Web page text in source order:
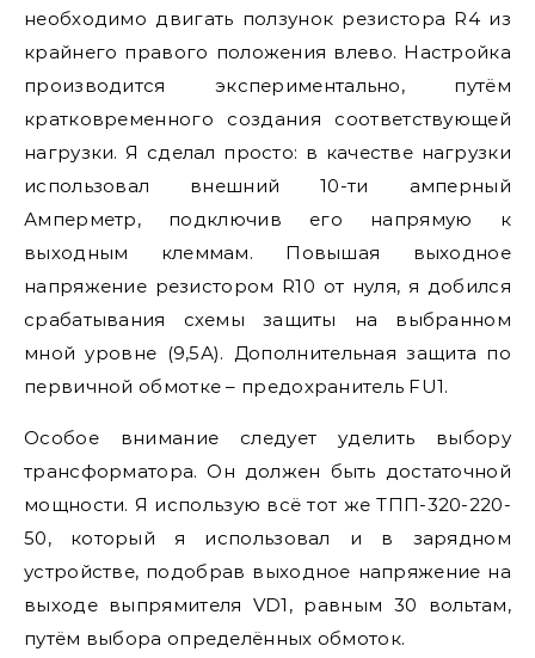
необходимо двигать ползунок резистора R4 из
крайнего правого положения влево. Настройка
производится экспериментально, путём
кратковременного создания соответствующей
нагрузки. Я сделал просто: в качестве нагрузки
использовал внешний 10-ти амперный
Амперметр, подключив его напрямую к
выходным клеммам. Повышая выходное
напряжение резистором R10 от нуля, я добился
срабатывания схемы защиты на выбранном
мной уровне (9,5А). Дополнительная защита по
первичной обмотке – предохранитель FU1.
Особое внимание следует уделить выбору
трансформатора. Он должен быть достаточной
мощности. Я использую всё тот же ТПП-320-220-
50, который я использовал и в зарядном
устройстве, подобрав выходное напряжение на
выходе выпрямителя VD1, равным 30 вольтам,
путём выбора определённых обмоток.